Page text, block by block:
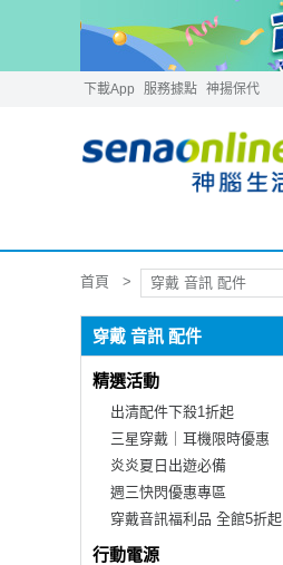
下載App 服務據點 神揚保代
首頁 穿戴 音訊 配件
穿戴 音訊 配件
精選活動
出清配件下殺1折起
三星穿戴｜耳機限時優惠
炎炎夏日出遊必備
週三快閃優惠專區
穿戴音訊福利品 全館5折起
行動電源